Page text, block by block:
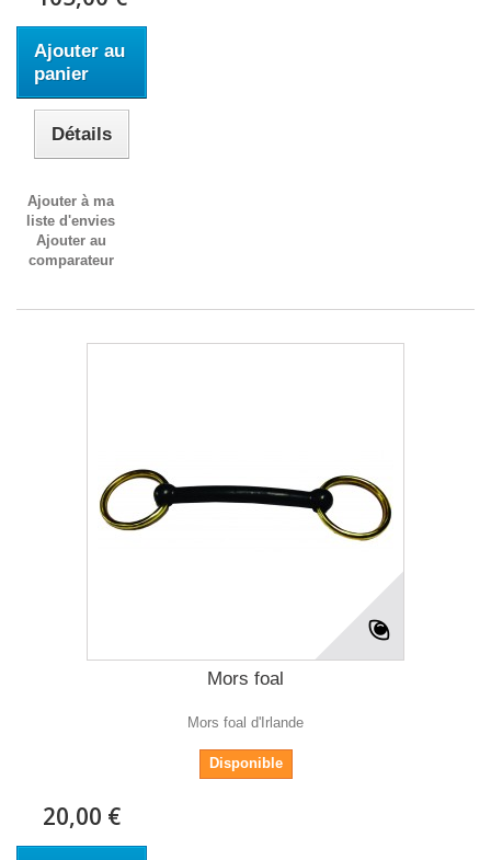
Ajouter au
panier
Détails
Ajouter à ma
liste d'envies
Ajouter au
comparateur
Mors foal
Mors foal d'Irlande
Disponible
20,00 €